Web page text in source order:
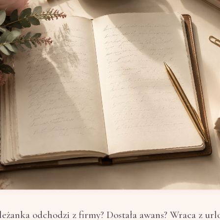
odchodzi z firmy? Dostała awans? Wraca z